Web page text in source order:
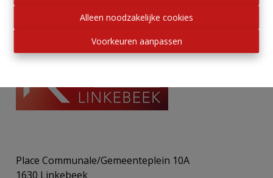
Alleen noodzakelijke cookies
Voorkeuren aanpassen
Place Communale/Gemeenteplein 10A
1630 Linkebeek